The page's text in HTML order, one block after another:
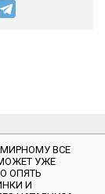
ВСЕ
УЖЕ
ОПЯТЬ
И